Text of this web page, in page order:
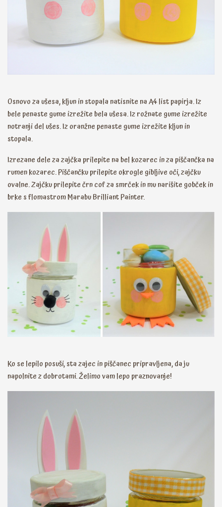
Osnovo za ušesa, kljun in stopala natisnite na A4 list papirja. Iz
bele penaste gume izrežite bela ušesa. Iz rožnate gume izrežite
notranji del ušes. Iz oranžne penaste gume izrežite kljun in
stopala.
Izrezane dele za zajčka prilepite na bel kozarec in za piščančka na
rumen kozarec. Piščančku prilepite okrogle gibljive oči, zajčku
ovalne. Zajčku prilepite črn cof za smrček in mu narišite gobček in
brke s flomastrom Marabu Brilliant Painter.
Ko se lepilo posuši, sta zajec in piščanec pripravljena, da ju
napolnite z dobrotami. Želimo vam lepo praznovanje!